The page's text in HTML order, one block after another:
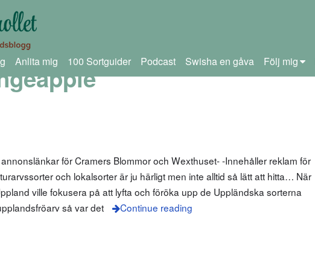
Anlita mig 100 Sortguider Podcast Swisha en gåva Följ mig
för Cramers Blommor och Wexthuset- -Innehåller reklam för
och lokalsorter är ju härligt men inte alltid så lätt att hitta… När
ville fokusera på att lyfta och föröka upp de Uppländska sorterna
så var det
Continue reading